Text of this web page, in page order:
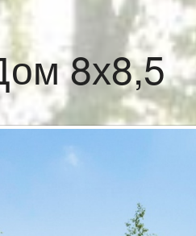
8х8,5